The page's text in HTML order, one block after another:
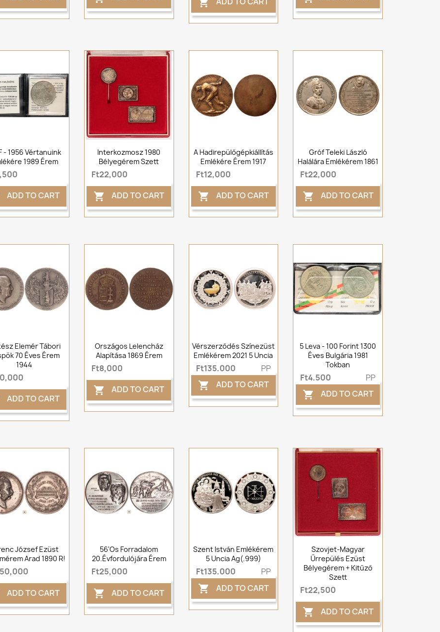
- 1956 Vértanuink
1989 Érem
ADD TO CART
Interkozmosz 1980
Bélyegérem Szett
Ft22,000
 ADD TO CART
A Hadirepülőgépkiállítás
Emlékére Érem 1917
Ft12,000
 ADD TO CART
Gróf Teleki László
Halálára Emlékérem 1861
Ft22,000
 ADD TO CART
Elemér Tábori
70 Éves Érem
1944
ADD TO CART
Országos Lelencház
Alapítása 1869 Érem
Ft8,000
 ADD TO CART
Vérszerződés Színezüst
Emlékérem 2021 5 Uncia
Ft135,000 PP
 ADD TO CART
5 Leva - 100 Forint 1300
Éves Bulgária 1981
Tokban
Ft4,500 PP
 ADD TO CART
József Ezüst
Arad 1890 R!
ADD TO CART
56'os Forradalom
20.évfordulójára Érem
Ft25,000
 ADD TO CART
Szent István Emlékérem
5 Uncia Ag(.999)
Ft135,000 PP
 ADD TO CART
Szovjet-Magyar
Űrrepülés Ezüst
Bélyegérem + Kitűző
Szett
Ft22,500
 ADD TO CART